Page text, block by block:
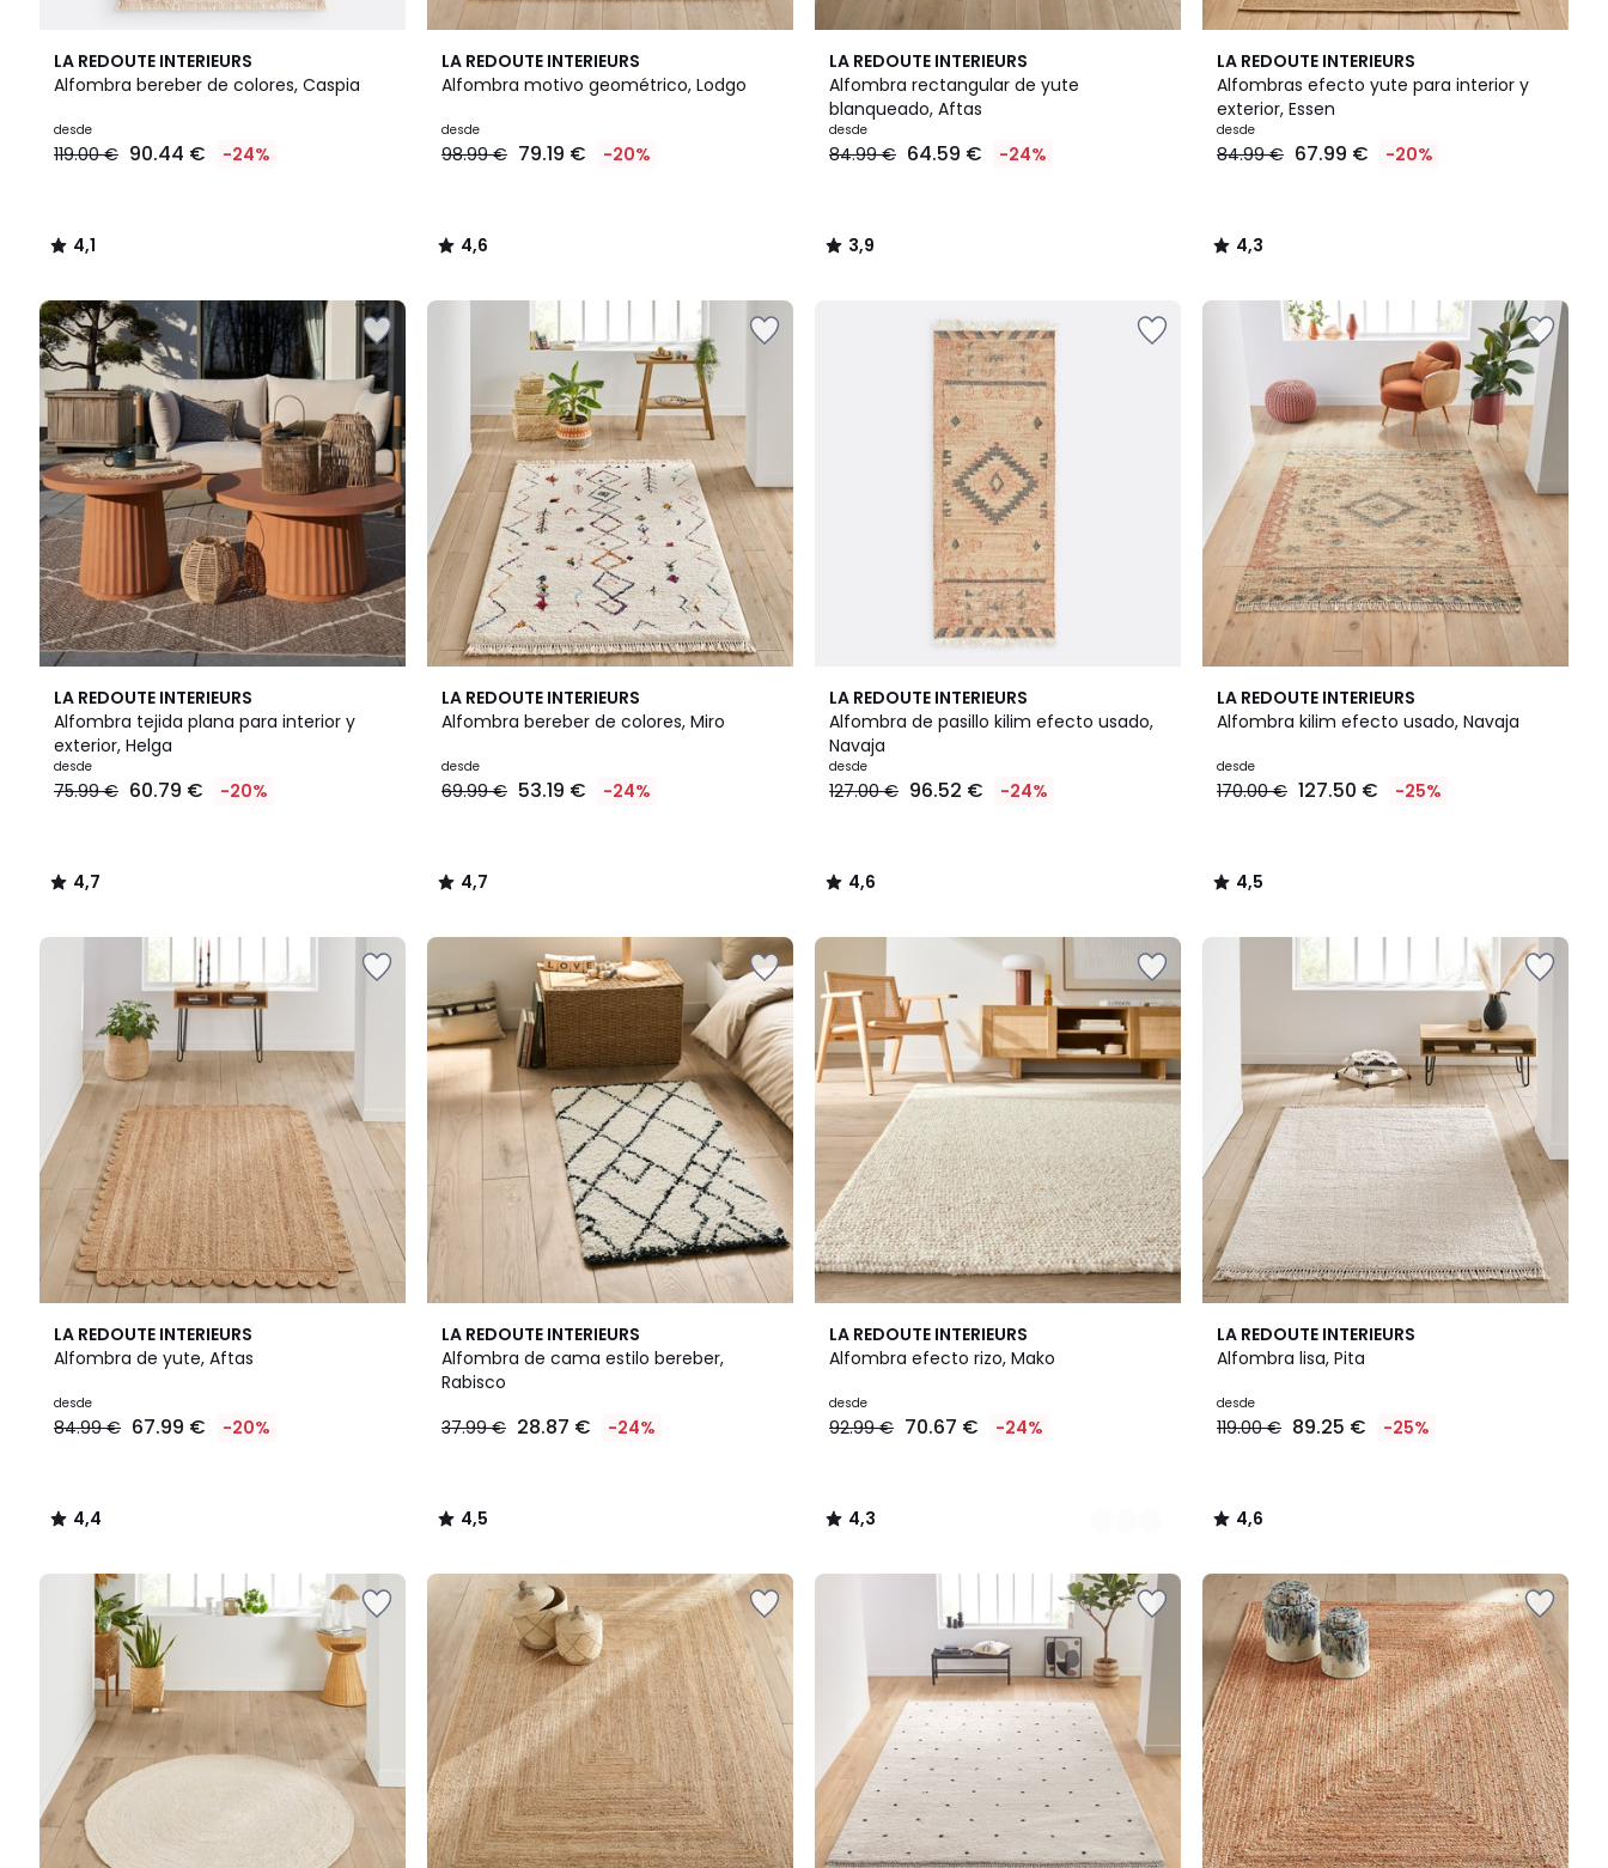
LA REDOUTE INTERIEURS
Alfombra bereber de colores, Caspia
desde
119.00 € 90.44 € -24%
4,1
/ 5
4,1
/
LA REDOUTE INTERIEURS
Alfombra motivo geométrico, Lodgo
desde
98.99 € 79.19 € -20%
4,6
/ 5
4,6
/
LA REDOUTE INTERIEURS
Alfombra rectangular de yute
blanqueado, Aftas
desde
84.99 € 64.59 € -24%
3,9
/ 5
3,9
/
LA REDOUTE INTERIEURS
Alfombras efecto yute para interior y
exterior, Essen
desde
84.99 € 67.99 € -20%
4,3
/ 5
4,3
/
LA REDOUTE INTERIEURS
Alfombra tejida plana para interior y
exterior, Helga
desde
75.99 € 60.79 € -20%
4,7
/ 5
4,7
/
LA REDOUTE INTERIEURS
Alfombra bereber de colores, Miro
desde
69.99 € 53.19 € -24%
4,7
/ 5
4,7
/
LA REDOUTE INTERIEURS
Alfombra de pasillo kilim efecto usado,
Navaja
desde
127.00 € 96.52 € -24%
4,6
/ 5
4,6
/
LA REDOUTE INTERIEURS
Alfombra kilim efecto usado, Navaja
desde
170.00 € 127.50 € -25%
4,5
/ 5
4,5
/
LA REDOUTE INTERIEURS
Alfombra de yute, Aftas
desde
84.99 € 67.99 € -20%
4,4
/ 5
4,4
/
LA REDOUTE INTERIEURS
Alfombra de cama estilo bereber,
Rabisco
37.99 € 28.87 € -24%
4,5
/ 5
4,5
/
LA REDOUTE INTERIEURS
Alfombra efecto rizo, Mako
desde
92.99 € 70.67 € -24%
4,3
/ 5
3
Colores
4,3
/
LA REDOUTE INTERIEURS
Alfombra lisa, Pita
desde
119.00 € 89.25 € -25%
4,6
/ 5
4,6
/